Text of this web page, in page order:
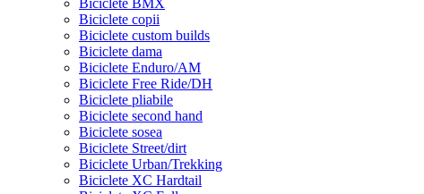
Biciclete BMX
Biciclete copii
Biciclete custom builds
Biciclete dama
Biciclete Enduro/AM
Biciclete Free Ride/DH
Biciclete pliabile
Biciclete second hand
Biciclete sosea
Biciclete Street/dirt
Biciclete Urban/Trekking
Biciclete XC Hardtail